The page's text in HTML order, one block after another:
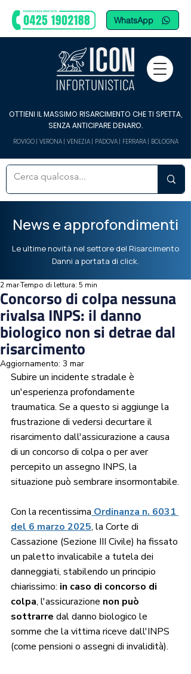
WhatsApp
OTTIENI IL MASSIMO RISARCIMENTO CHE TI SPETTA,
SENZA ANTICIPARE DENARO.
ROVIGO | VERONA | VENEZIA | PADOVA | FERRARA | BOLOGNA
News e approfondimenti
Le ultime novità nel settore del Risarcimento
Danni a portata di click.
Concorso di colpa nessuna
rivalsa INPS: il danno
biologico non si detrae dal
risarcimento
2 marTempo di lettura: 5 min
Aggiornamento: 3 mar
Subire un incidente stradale è
un'esperienza profondamente
traumatica. Se a questo si aggiunge la
frustrazione di vedersi decurtare il
risarcimento dall'assicurazione a causa
di un concorso di colpa o per aver
percepito un assegno INPS, la
situazione può sembrare insormontabile.
Con la recentissima Ordinanza n. 6031
del 6 marzo 2025, la Corte di
Cassazione (Sezione III Civile) ha fissato
un paletto invalicabile a tutela dei
danneggiati, stabilendo un principio
chiarissimo: in caso di concorso di
colpa, l'assicurazione non può
sottrarre dal danno biologico le
somme che la vittima riceve dall'INPS
(come pensioni o assegni di invalidità).